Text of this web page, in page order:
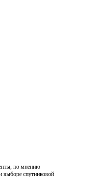
по мнению
выборе спутниковой